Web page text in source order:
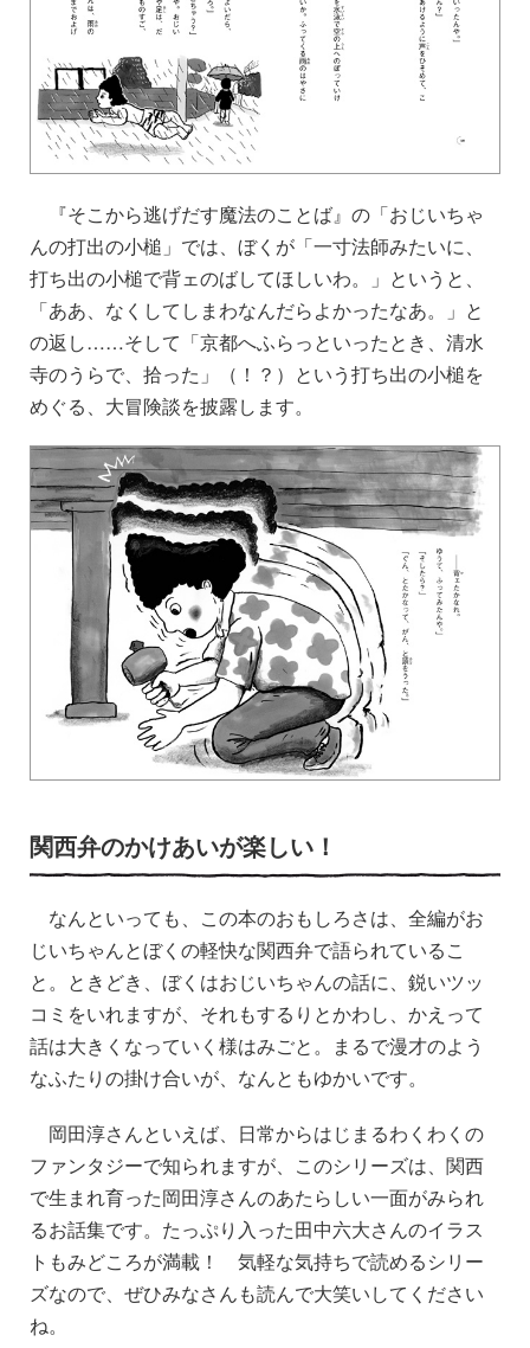
『そこから逃げだす魔法のことば』の「おじいちゃ
んの打出の小槌」では、ぼくが「一寸法師みたいに、
打ち出の小槌で背ェのばしてほしいわ。」というと、
「ああ、なくしてしまわなんだらよかったなあ。」と
の返し……そして「京都へふらっといったとき、清水
寺のうらで、拾った」（！？）という打ち出の小槌を
めぐる、大冒険談を披露します。
関西弁のかけあいが楽しい！
なんといっても、この本のおもしろさは、全編がお
じいちゃんとぼくの軽快な関西弁で語られているこ
と。ときどき、ぼくはおじいちゃんの話に、鋭いツッ
コミをいれますが、それもするりとかわし、かえって
話は大きくなっていく様はみごと。まるで漫才のよう
なふたりの掛け合いが、なんともゆかいです。
岡田淳さんといえば、日常からはじまるわくわくの
ファンタジーで知られますが、このシリーズは、関西
で生まれ育った岡田淳さんのあたらしい一面がみられ
るお話集です。たっぷり入った田中六大さんのイラス
トもみどころが満載！ 気軽な気持ちで読めるシリー
ズなので、ぜひみなさんも読んで大笑いしてください
ね。